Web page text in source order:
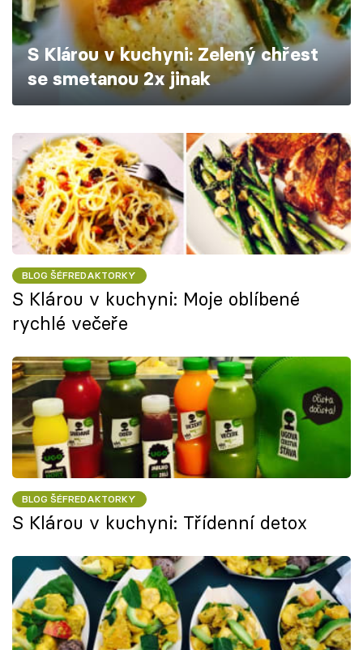
Škola vaření
Recepty z TV
Speciál: Cuketa
Těhotnej kuchař
Sledujte prima+
Přihlášení
Sledujte nás
S Klárou v kuchyni: Zelený chřest
se smetanou 2x jinak
BLOG ŠÉFREDAKTORKY
S Klárou v kuchyni: Moje oblíbené
rychlé večeře
BLOG ŠÉFREDAKTORKY
S Klárou v kuchyni: Třídenní detox